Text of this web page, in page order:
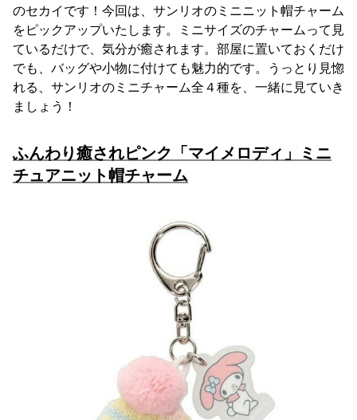
のセカイです！今回は、サンリオのミニニット帽チャーム
をピックアップいたします。ミニサイズのチャームって見
ているだけで、気分が癒されます。部屋に置いておくだけ
でも、バッグや小物に付けても魅力的です。うっとり見惚
れる、サンリオのミニチャーム全４種を、一緒に見ていき
ましょう！
ふんわり癒されピンク「マイメロディ」ミニ
チュアニット帽チャーム